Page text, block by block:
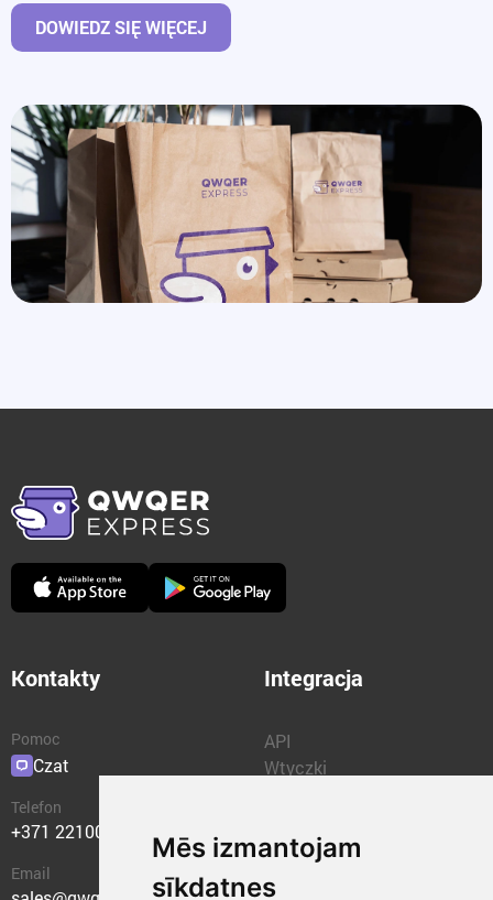
Mēs izmantojam
sīkdatnes
DOWIEDZ SIĘ WIĘCEJ
Kontakty
Pomoc
Czat
Telefon
+371 22100400
Email
Integracja
API
Wtyczki